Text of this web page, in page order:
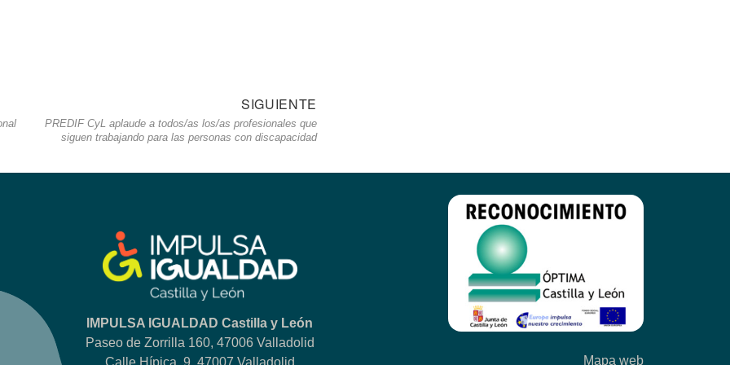
SIGUIENTE
entrada
PREDIF CyL aplaude a todos/as los/as profesionales que
siguen trabajando para las personas con discapacidad
IMPULSA IGUALDAD Castilla y León
Paseo de Zorrilla 160, 47006 Valladolid
Mapa web